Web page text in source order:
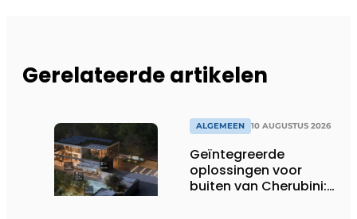
Gerelateerde artikelen
ALGEMEEN 10 AUGUSTUS 2026
Geïntegreerde
oplossingen voor
buiten van Cherubini: